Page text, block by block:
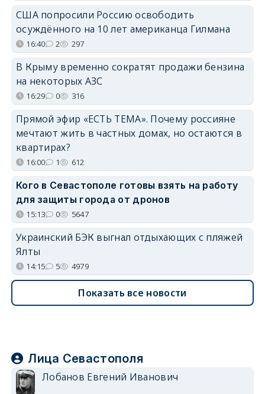
США попросили Россию освободить
осуждённого на 10 лет американца Гилмана
16:40 2 297
В Крыму временно сократят продажи бензина
на некоторых АЗС
16:29 0 316
Прямой эфир «ЕСТЬ ТЕМА». Почему россияне
мечтают жить в частных домах, но остаются в
квартирах?
16:00 1 612
Кого в Севастополе готовы взять на работу
для защиты города от дронов
15:13 0 5647
Украинский БЭК выгнал отдыхающих с пляжей
Ялты
14:15 5 4979
Показать все новости
Лица Севастополя
Лобанов Евгений Иванович